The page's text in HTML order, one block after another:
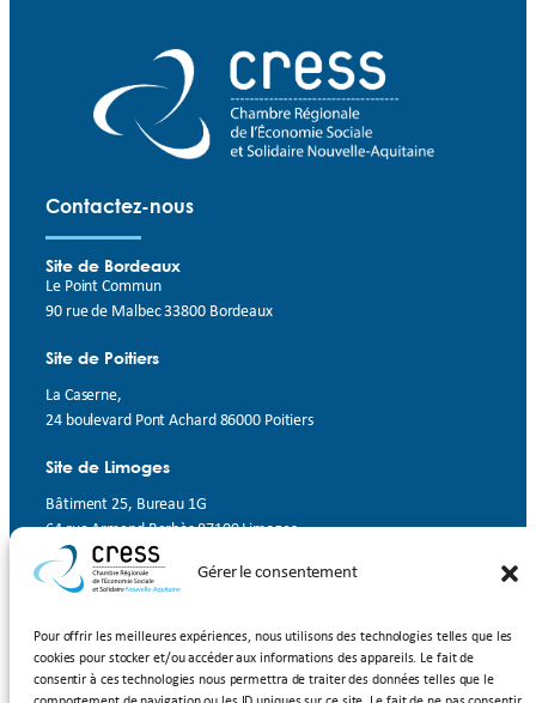
Gérer le consentement
Pour offrir les meilleures expériences, nous utilisons des technologies telles que les
cookies pour stocker et/ou accéder aux informations des appareils. Le fait de
consentir à ces technologies nous permettra de traiter des données telles que le
Contactez-nous
Site de Bordeaux
Le Point Commun
90 rue de Malbec 33800 Bordeaux
Site de Poitiers
La Caserne,
24 boulevard Pont Achard 86000 Poitiers
Site de Limoges
Bâtiment 25, Bureau 1G
64 rue Armand Barbès 87100 Limoges
Contact
LinkedIn Facebook YouTube